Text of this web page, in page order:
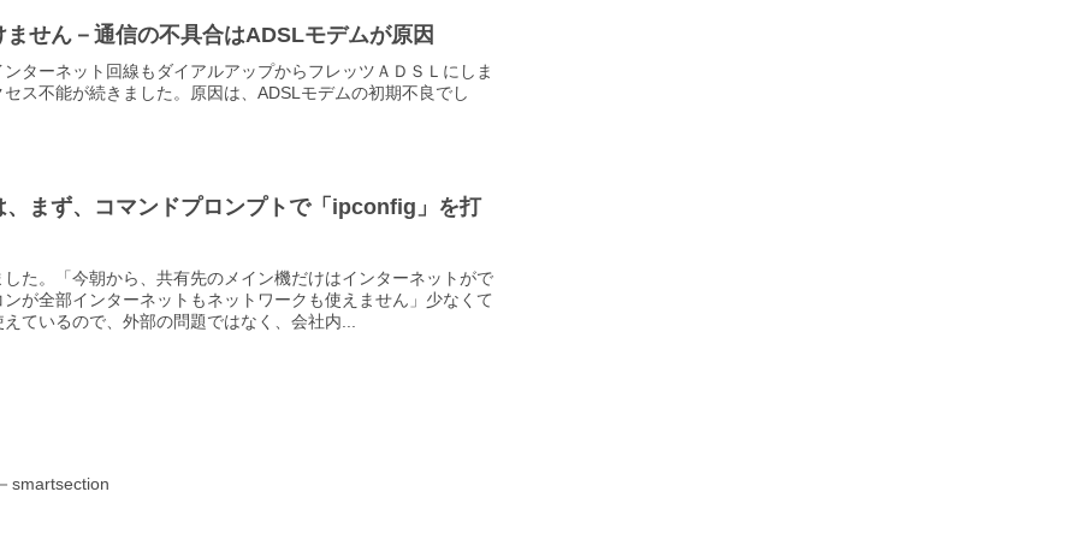
せん－通信の不具合はADSLモデムが原因
ターネット回線もダイアルアップからフレッツＡＤＳＬにしま
ス不能が続きました。原因は、ADSLモデムの初期不良でし
、まず、コマンドプロンプトで「ipconfig」を打
た。「今朝から、共有先のメイン機だけはインターネットがで
が全部インターネットもネットワークも使えません」少なくて
ているので、外部の問題ではなく、会社内...
smartsection